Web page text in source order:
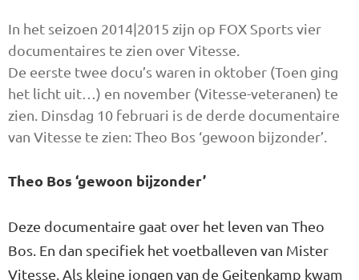
In het seizoen 2014|2015 zijn op FOX Sports vier
documentaires te zien over Vitesse.
De eerste twee docu’s waren in oktober (Toen ging
het licht uit…) en november (Vitesse-veteranen) te
zien. Dinsdag 10 februari is de derde documentaire
van Vitesse te zien: Theo Bos ‘gewoon bijzonder’.
Theo Bos ‘gewoon bijzonder’
Deze documentaire gaat over het leven van Theo
Bos. En dan specifiek het voetballeven van Mister
Vitesse. Als kleine jongen van de Geitenkamp kwam